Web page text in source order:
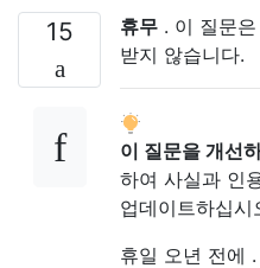
15 휴무 . 이 질문은
받지 않습니다.
이 질문을 개선
하여 사실과 인
업데이트하십시
휴일 오년 전에 .